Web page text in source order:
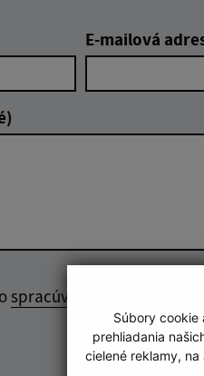
Súbory cookie
prehliadania
cielené reklamy,
E-mailová
spracúvaním